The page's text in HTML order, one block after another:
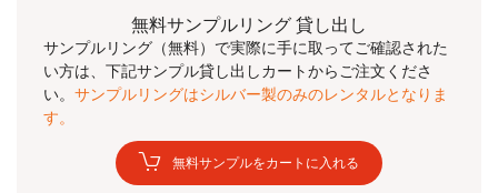
無料サンプルリング 貸し出し
サンプルリング（無料）で実際に手に取ってご確認された
い方は、下記サンプル貸し出しカートからご注文くださ
い。 サンプルリングはシルバー製のみのレンタルとなりま
す。
無料サンプルをカートに入れる